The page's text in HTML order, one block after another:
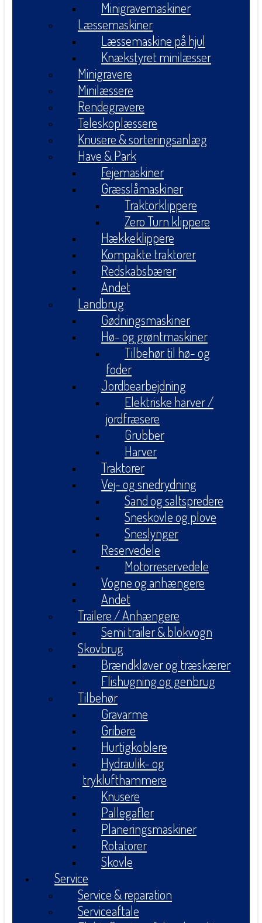
Minigravemaskiner
Læssemaskiner
Læssemaskine på hjul
Knækstyret minilæsser
Minigravere
Minilæssere
Rendegravere
Teleskoplæssere
Knusere & sorteringsanlæg
Have & Park
Fejemaskiner
Græsslåmaskiner
Traktorklippere
Zero Turn klippere
Hækkeklippere
Kompakte traktorer
Redskabsbærer
Andet
Landbrug
Gødningsmaskiner
Hø- og grøntmaskiner
Tilbehør til hø- og
foder
Jordbearbejdning
Elektriske harver /
jordfræsere
Grubber
Harver
Traktorer
Vej- og snedrydning
Sand og saltspredere
Sneskovle og plove
Sneslynger
Reservedele
Motorreservedele
Vogne og anhængere
Andet
Trailere / Anhængere
Semi trailer & blokvogn
Skovbrug
Brændkløver og træskærer
Flishugning og genbrug
Tilbehør
Gravarme
Gribere
Hurtigkoblere
Hydraulik- og
tryklufthammere
Knusere
Pallegafler
Planeringsmaskiner
Rotatorer
Skovle
Service
Service & reparation
Serviceaftale